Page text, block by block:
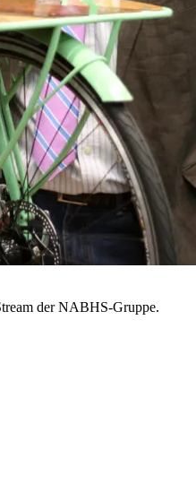
der NABHS-Gruppe.